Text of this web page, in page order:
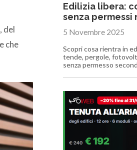
, del
che
Edilizia libera:
senza permessi
5 Novembre 2025
Scopri cosa rientra in
tende, pergole,
senza permesso